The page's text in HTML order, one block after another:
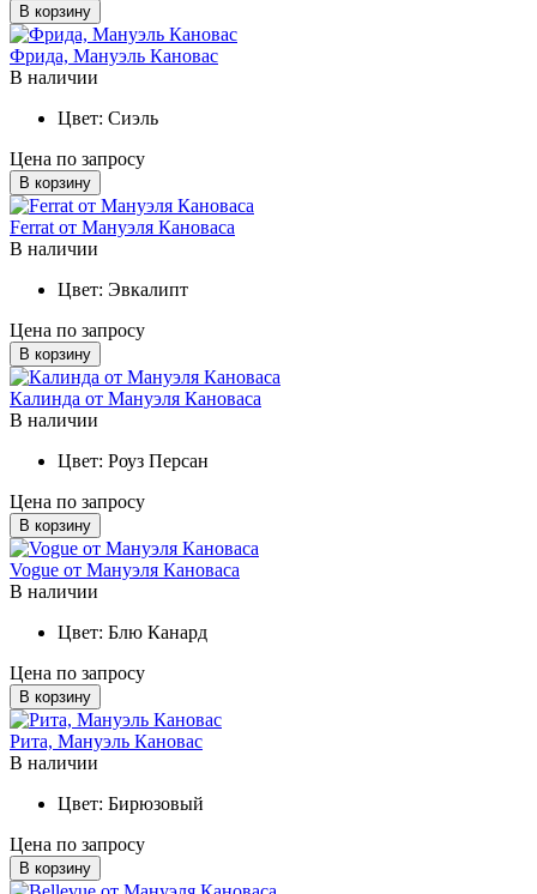
В корзину
Фрида, Мануэль Кановас
В наличии
Цвет: Сиэль
Цена по запросу
В корзину
Ferrat от Мануэля Кановаса
В наличии
Цвет: Эвкалипт
Цена по запросу
В корзину
Калинда от Мануэля Кановаса
В наличии
Цвет: Роуз Персан
Цена по запросу
В корзину
Vogue от Мануэля Кановаса
В наличии
Цвет: Блю Канард
Цена по запросу
В корзину
Рита, Мануэль Кановас
В наличии
Цвет: Бирюзовый
Цена по запросу
В корзину